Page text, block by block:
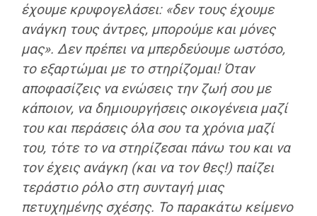
έχουμε κρυφογελάσει:«δεν τους έχουμε
ανάγκη τους άντρες, μπορούμε και μόνες
μας». Δεν πρέπει να μπερδεύουμε ωστόσο,
το εξαρτώμαι με το στηρίζομαι! Όταν
αποφασίζεις να ενώσεις την ζωή σου με
κάποιον, να δημιουργήσεις οικογένεια μαζί
του και περάσεις όλα σου τα χρόνια μαζί
του, τότε το να στηρίζεσαι πάνω του και να
τον έχεις ανάγκη (και να τον θες!) παίζει
τεράστιο ρόλο στη συνταγή μιας
πετυχημένης σχέσης. Το παρακάτω κείμενο